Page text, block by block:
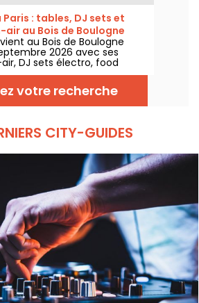
Paris : tables, DJ sets et
air au Bois de Boulogne
au Bois de Boulogne
2026 avec ses
DJ sets électro, food
et tables à réserver. Installé
Longchamp, ce club en plein
le public les vendredis
avec plusieurs temps forts
votre recherche
CITY-GUIDES